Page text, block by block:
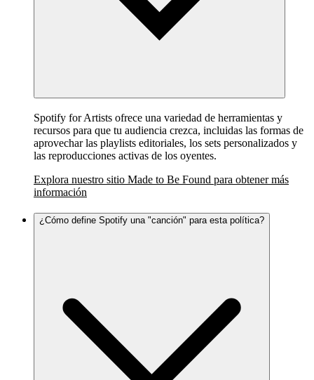
Spotify for Artists ofrece una variedad de herramientas y
recursos para que tu audiencia crezca, incluidas las formas de
aprovechar las playlists editoriales, los sets personalizados y
las reproducciones activas de los oyentes.
Explora nuestro sitio Made to Be Found para obtener más
información
¿Cómo define Spotify una "canción" para esta política?